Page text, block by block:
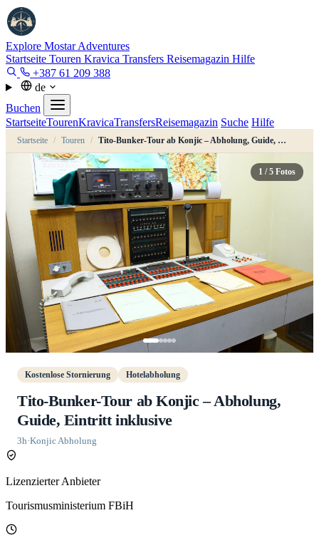
Explore MostarAdventures
Startseite Touren Kravica Transfers Reisemagazin Hilfe
+387 61 209 388
de
Buchen
StartseiteTourenKravicaTransfersReisemagazin Suche Hilfe
Startseite / Touren / Tito-Bunker-Tour ab Konjic – Abholung, Guide, Eintritt inklusive
1 / 5 Fotos
Kostenlose Stornierung Hotelabholung
Tito-Bunker-Tour ab Konjic – Abholung,
Guide, Eintritt inklusive
3h·Konjic Abholung
Lizenzierter Anbieter
Tourismusministerium FBiH